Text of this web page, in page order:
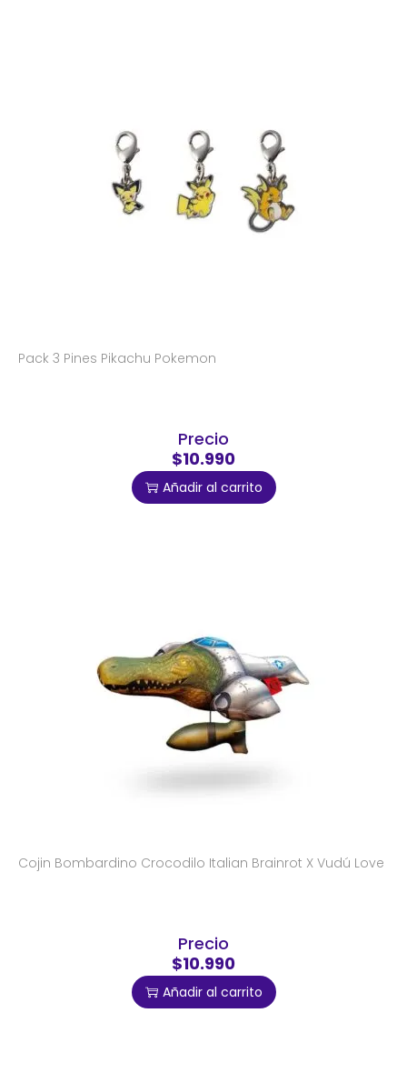
Pack 3 Pines Pikachu Pokemon
Precio
$10.990
Añadir al carrito
Cojin Bombardino Crocodilo Italian Brainrot X Vudú Love
Precio
$10.990
Añadir al carrito